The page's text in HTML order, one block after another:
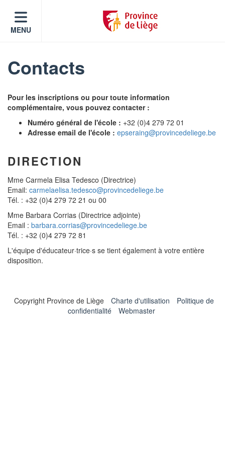
MENU
Contacts
Pour les inscriptions ou pour toute information
complémentaire, vous pouvez contacter :
Numéro général de l'école : +32 (0)4 279 72 01
Adresse email de l'école : epseraing@provincedeliege.be
DIRECTION
Mme Carmela Elisa Tedesco (Directrice)
Email: carmelaelisa.tedesco@provincedeliege.be
Tél. : +32 (0)4 279 72 21 ou 00
Mme Barbara Corrias (Directrice adjointe)
Email : barbara.corrias@provincedeliege.be
Tél. : +32 (0)4 279 72 81
L'équipe d'éducateur·trice·s se tient également à votre entière
disposition.
Copyright Province de Liège Charte d'utilisation
Politique de
confidentialité
Webmaster